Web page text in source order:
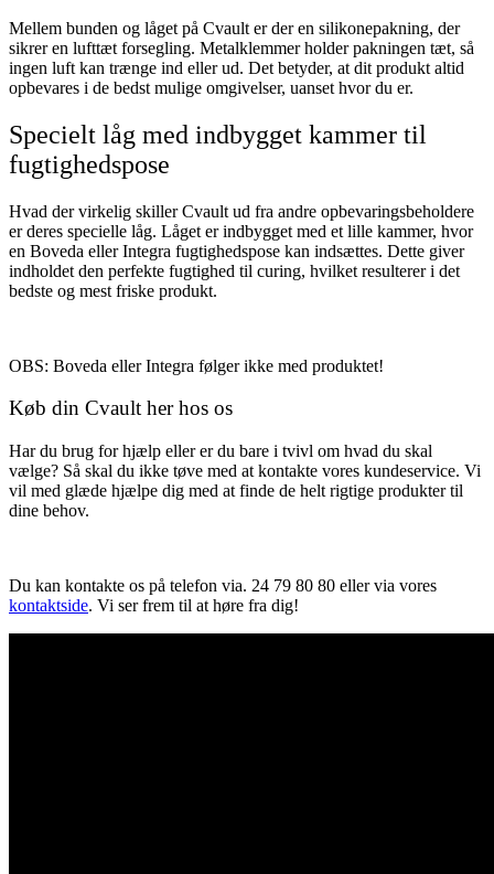
Mellem bunden og låget på Cvault er der en silikonepakning, der
sikrer en lufttæt forsegling. Metalklemmer holder pakningen tæt, så
ingen luft kan trænge ind eller ud. Det betyder, at dit produkt altid
opbevares i de bedst mulige omgivelser, uanset hvor du er.
Specielt låg med indbygget kammer til
fugtighedspose
Hvad der virkelig skiller Cvault ud fra andre opbevaringsbeholdere
er deres specielle låg. Låget er indbygget med et lille kammer, hvor
en Boveda ellerIntegra fugtighedspose kan indsættes. Dette giver
indholdet den perfekte fugtighed til curing, hvilket resulterer i det
bedste og mest friske produkt.
OBS: Boveda eller Integra følger ikke med produktet!
Køb din Cvault her hos os
Har du brug for hjælp eller er du bare i tvivl om hvad du skal
vælge? Så skal du ikke tøve med at kontakte vores kundeservice. Vi
vil med glæde hjælpe dig med at finde de helt rigtige produkter til
dine behov.
Du kan kontakte os på telefon via. 24 79 80 80 eller via vores
kontaktside. Vi ser frem til at høre fra dig!